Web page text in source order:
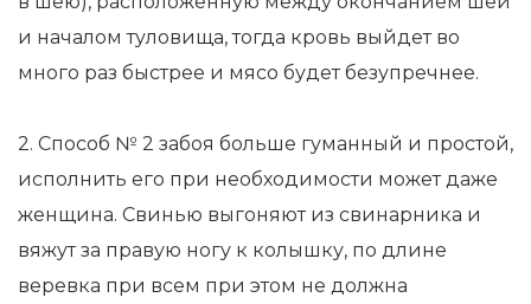
и началом туловища, тогда кровь выйдет во
много раз быстрее и мясо будет безупречнее.
2. Способ № 2 забоя больше гуманный и простой,
исполнить его при необходимости может даже
женщина. Свинью выгоняют из свинарника и
вяжут за правую ногу к колышку, по длине
веревка при всем при этом не должна